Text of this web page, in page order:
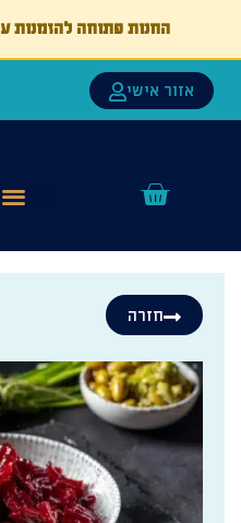
החנות פתוחה להזמנות עד
אזור אישי
חזרה